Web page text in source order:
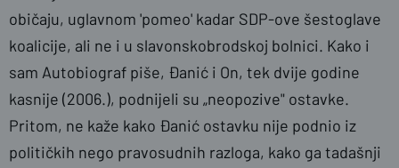
običaju, uglavnom 'pomeo' kadar SDP-ove šestoglave
koalicije, ali ne i u slavonskobrodskoj bolnici. Kako i
sam Autobiograf piše, Đanić i On, tek dvije godine
kasnije (2006.), podnijeli su „neopozive" ostavke.
Pritom, ne kaže kako Đanić ostavku nije podnio iz
političkih nego pravosudnih razloga, kako ga tadašnji